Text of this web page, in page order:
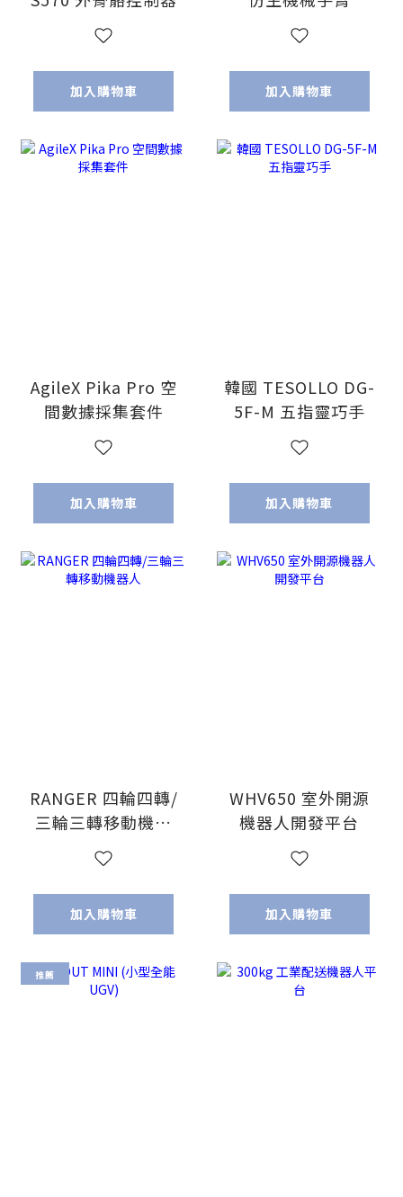
加入購物車 加入購物車
AgileX Pika Pro 空
間數據採集套件
加入購物車
韓國 TESOLLO DG-
5F-M 五指靈巧手
加入購物車
RANGER 四輪四轉/
三輪三轉移動機器
人
加入購物車
WHV650 室外開源
機器人開發平台
加入購物車
推薦